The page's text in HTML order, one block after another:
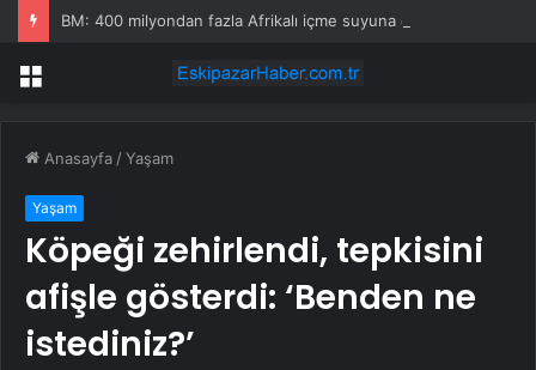
BM: 400 milyondan fazla Afrikalı içme suyuna erişemiyor
Menü
Anasayfa /Yaşam
Yaşam
Köpeği zehirlendi, tepkisini
afişle gösterdi: ‘Benden ne
istediniz?’